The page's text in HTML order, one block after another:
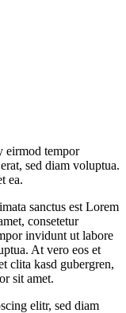
eirmod tempor
sed diam voluptua.
ea.
sanctus est Lorem
consetetur
invidunt ut labore
At vero eos et
clita kasd gubergren,
sit amet.
elitr, sed diam